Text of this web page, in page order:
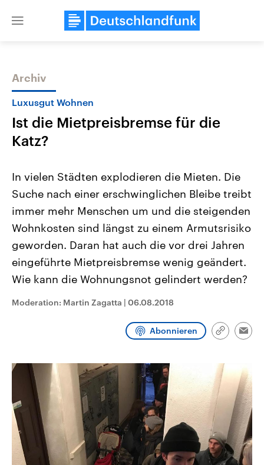
Close
Themen
Landtagswahl Sachsen-Anhalt
2026
Alle Informationen
Sachsen-Anhalt wählt am 6.
September 2026 einen neuen
Landtag. Seit 2021 wird das
Bundesland von einer Koalition aus
CDU, SPD und FDP regiert.-
Umfragen, Prognosen,
und Hintergründe zu den Parteien
und Kandidaten der anstehenden
USA
Aktuelle Beiträge,
Hintergründe
Wirtschaftlich und
gehören die Vereinigten
den mächtigsten Ländern
mit großem Einfluss auf
aktuelle Weltgeschehen.
Sendungen Programm Podcasts
Archiv
Luxusgut Wohnen
Ist die Mietpreisbremse für die
Katz?
In vielen Städten explodieren die Mieten. Die
Suche nach einer erschwinglichen Bleibe treibt
immer mehr Menschen um und die steigenden
Wohnkosten sind längst zu einem Armutsrisiko
geworden. Daran hat auch die vor drei Jahren
eingeführte Mietpreisbremse wenig geändert.
Wie kann die Wohnungsnot gelindert werden?
Moderation: Martin Zagatta | 06.08.2018
Abonnieren
Link